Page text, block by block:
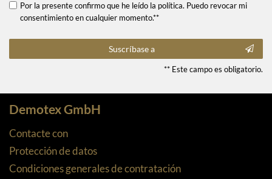
Por la presente confirmo que he leído la política. Puedo revocar mi
consentimiento en cualquier momento.**
Suscríbase a
** Este campo es obligatorio.
Demotex GmbH
Contacte con
Protección de datos
Condiciones generales de contratación